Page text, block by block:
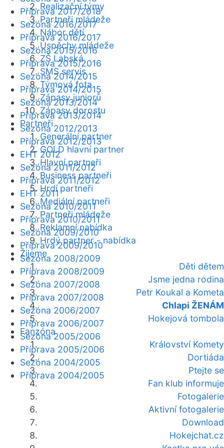
Realizační týmy
Partneři mládeže
Nábor dětí
Úspěchy mládeže
ZŠ Labská
SMS servis
Týmová fota
Zápasy juniorů
Zápasy dorostu
Partneři
Generální partner
GOLD hlavní partner
Hlavní partneři
Business partneři
Hrdí partneři
Mediální partneři
Partneři mládeže
Reklamní nabídka
Hrdý partner - nabídka
Žijeme
Děti dětem
Jsme jedna rodina
Petr Koukal a Kometa
Chlapi ŽENÁM
Hokejová tombola
Fanzóna
Království Komety
Dortiáda
Ptejte se
Fan klub informuje
Fotogalerie
Aktivní fotogalerie
Download
Hokejchat.cz
Příprava 2017/2018
Sezóna 2016/2017
Příprava 2016/2017
Sezóna 2015/2016
Příprava 2015/2016
Sezóna 2014/2015
Příprava 2014/2015
Sezóna 2013/2014
Příprava 2013/2014
Sezóna 2012/2013
Příprava 2012/2013
EHT 2012
Sezóna 2011/2012
Příprava 2011/2012
EHT 2011
Sezóna 2010/2011
Příprava 2010/2011
Sezóna 2009/2010
Příprava 2009/2010
Sezóna 2008/2009
Příprava 2008/2009
Sezóna 2007/2008
Příprava 2007/2008
Sezóna 2006/2007
Příprava 2006/2007
Sezóna 2005/2006
Příprava 2005/2006
Sezóna 2004/2005
Příprava 2004/2005